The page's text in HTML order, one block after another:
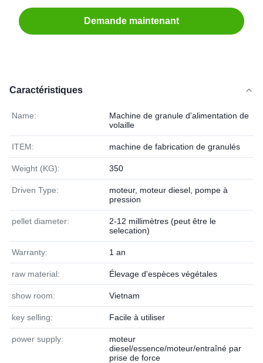
Demande maintenant
Caractéristiques
Name:
Machine de granule d'alimentation de
volaille
ITEM: machine de fabrication de granulés
Weight (KG): 350
Driven Type:
moteur, moteur diesel, pompe à
pression
pellet diameter:
2-12 millimètres (peut être le
selecation)
Warranty: 1 an
raw material: Élevage d'espèces végétales
show room: Vietnam
key selling: Facile à utiliser
power supply:
moteur
diesel/essence/moteur/entraîné par
prise de force